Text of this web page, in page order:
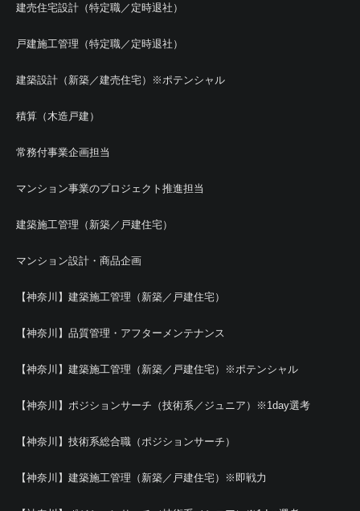
建売住宅設計（特定職／定時退社）
戸建施工管理（特定職／定時退社）
建築設計（新築／建売住宅）※ポテンシャル
積算（木造戸建）
常務付事業企画担当
マンション事業のプロジェクト推進担当
建築施工管理（新築／戸建住宅）
マンション設計・商品企画
【神奈川】建築施工管理（新築／戸建住宅）
【神奈川】品質管理・アフターメンテナンス
【神奈川】建築施工管理（新築／戸建住宅）※ポテンシャル
【神奈川】ポジションサーチ（技術系／ジュニア）※1day選考
【神奈川】技術系総合職（ポジションサーチ）
【神奈川】建築施工管理（新築／戸建住宅）※即戦力